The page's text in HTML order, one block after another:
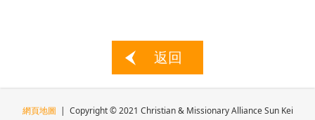
返回
網頁地圖 | Copyright © 2021 Christian & Missionary Alliance Sun Kei